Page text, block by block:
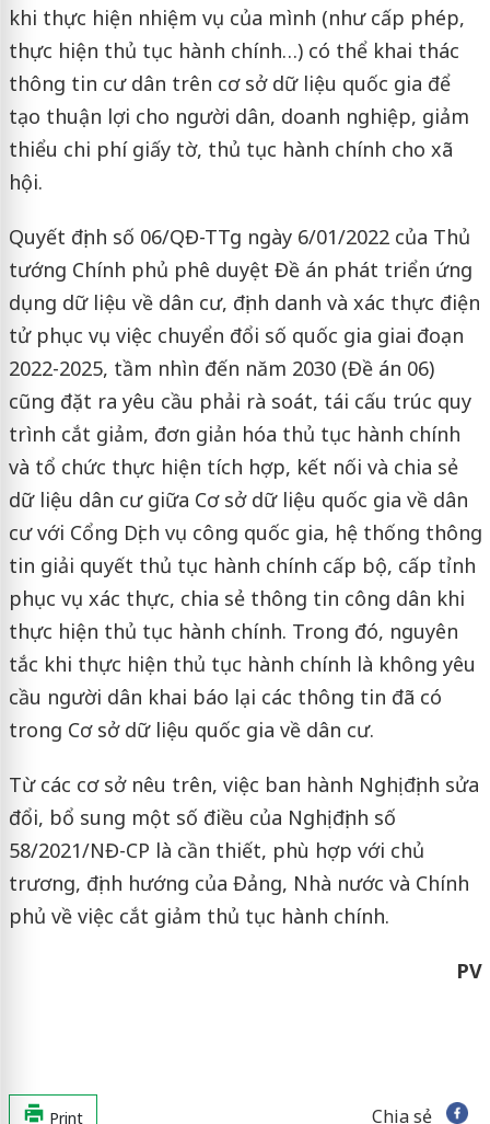
khi thực hiện nhiệm vụ của mình (như cấp phép,
thực hiện thủ tục hành chính…) có thể khai thác
thông tin cư dân trên cơ sở dữ liệu quốc gia để
tạo thuận lợi cho người dân, doanh nghiệp, giảm
thiểu chi phí giấy tờ, thủ tục hành chính cho xã
hội.
Quyết định số 06/QĐ-TTg ngày 6/01/2022 của Thủ
tướng Chính phủ phê duyệt Đề án phát triển ứng
dụng dữ liệu về dân cư, định danh và xác thực điện
tử phục vụ việc chuyển đổi số quốc gia giai đoạn
2022-2025, tầm nhìn đến năm 2030 (Đề án 06)
cũng đặt ra yêu cầu phải rà soát, tái cấu trúc quy
trình cắt giảm, đơn giản hóa thủ tục hành chính
và tổ chức thực hiện tích hợp, kết nối và chia sẻ
dữ liệu dân cư giữa Cơ sở dữ liệu quốc gia về dân
cư với Cổng Dịch vụ công quốc gia, hệ thống thông
tin giải quyết thủ tục hành chính cấp bộ, cấp tỉnh
phục vụ xác thực, chia sẻ thông tin công dân khi
thực hiện thủ tục hành chính. Trong đó, nguyên
tắc khi thực hiện thủ tục hành chính là không yêu
cầu người dân khai báo lại các thông tin đã có
trong Cơ sở dữ liệu quốc gia về dân cư.
Từ các cơ sở nêu trên, việc ban hành Nghị định sửa
đổi, bổ sung một số điều của Nghị định số
58/2021/NĐ-CP là cần thiết, phù hợp với chủ
trương, định hướng của Đảng, Nhà nước và Chính
phủ về việc cắt giảm thủ tục hành chính.
PV
Print Chia sẻ